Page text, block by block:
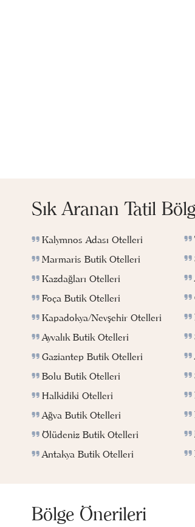
Sık Aranan Tatil
Kalymnos Adası Otelleri
Marmaris Butik Otelleri
Kazdağları Otelleri
Foça Butik Otelleri
Kapadokya/Nevşehir Otelleri
Ayvalık Butik Otelleri
Gaziantep Butik Otelleri
Bolu Butik Otelleri
Halkidiki Otelleri
Ağva Butik Otelleri
Ölüdeniz Butik Otelleri
Antakya Butik Otelleri
Bölge Önerileri